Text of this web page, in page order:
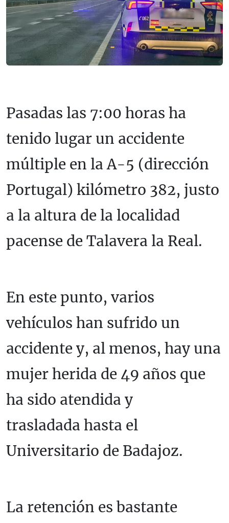
Pasadas las 7:00 horas ha
tenido lugar un accidente
múltiple en la A-5 (dirección
Portugal) kilómetro 382, justo
a la altura de la localidad
pacense de Talavera la Real.
En este punto, varios
vehículos han sufrido un
accidente y, al menos, hay una
mujer herida de 49 años que
ha sido atendida y
trasladada hasta el
Universitario de Badajoz.
La retención es bastante